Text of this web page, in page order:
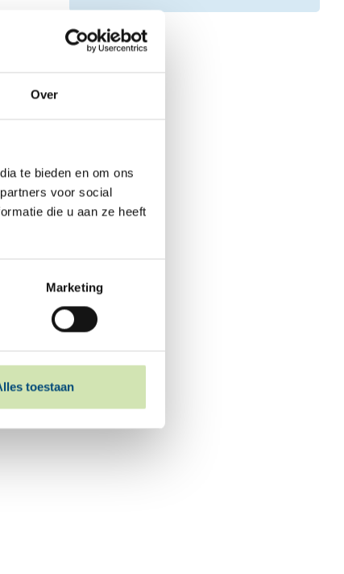
Over
te bieden en om ons
voor social
die u aan ze heeft
Marketing
toestaan